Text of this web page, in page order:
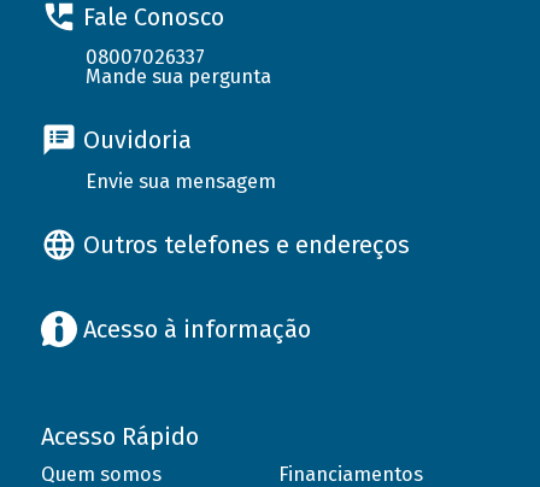
Fale Conosco
08007026337
Mande sua pergunta
Ouvidoria
Envie sua mensagem
Outros telefones e endereços
Acesso à informação
Acesso Rápido
Quem somos
Financiamentos